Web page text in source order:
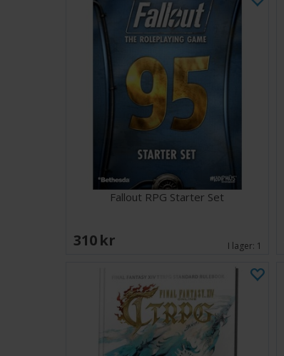
Fallout RPG Starter Set
310 SEK I lager: 1